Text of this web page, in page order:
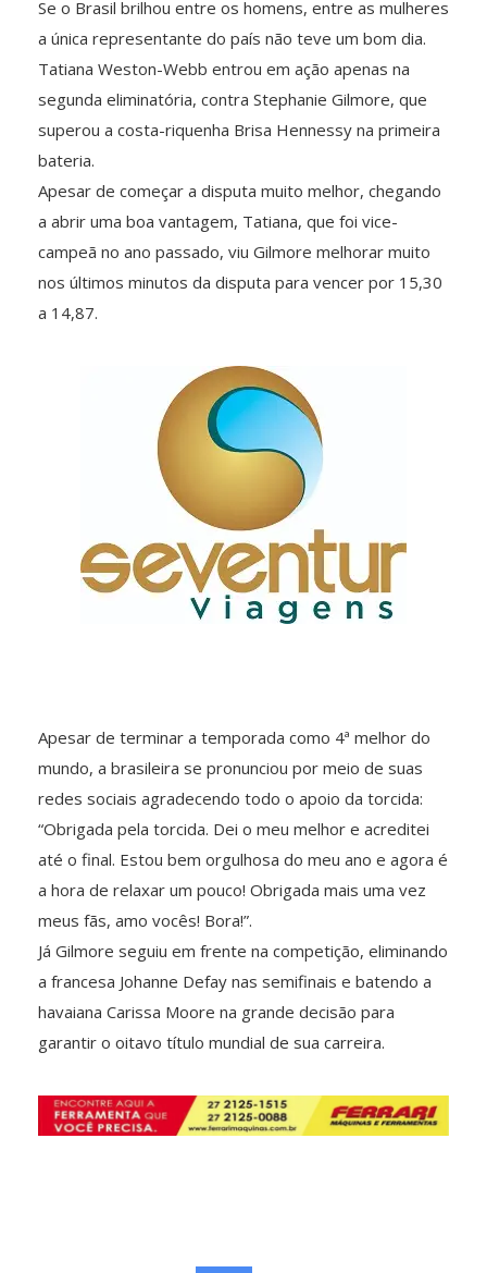
Se o Brasil brilhou entre os homens, entre as mulheres
a única representante do país não teve um bom dia.
Tatiana Weston-Webb entrou em ação apenas na
segunda eliminatória, contra Stephanie Gilmore, que
superou a costa-riquenha Brisa Hennessy na primeira
bateria.
Apesar de começar a disputa muito melhor, chegando
a abrir uma boa vantagem, Tatiana, que foi vice-
campeã no ano passado, viu Gilmore melhorar muito
nos últimos minutos da disputa para vencer por 15,30
a 14,87.
Apesar de terminar a temporada como 4ª melhor do
mundo, a brasileira se pronunciou por meio de suas
redes sociais agradecendo todo o apoio da torcida:
“Obrigada pela torcida. Dei o meu melhor e acreditei
até o final. Estou bem orgulhosa do meu ano e agora é
a hora de relaxar um pouco! Obrigada mais uma vez
meus fãs, amo vocês! Bora!”.
Já Gilmore seguiu em frente na competição, eliminando
a francesa Johanne Defay nas semifinais e batendo a
havaiana Carissa Moore na grande decisão para
garantir o oitavo título mundial de sua carreira.